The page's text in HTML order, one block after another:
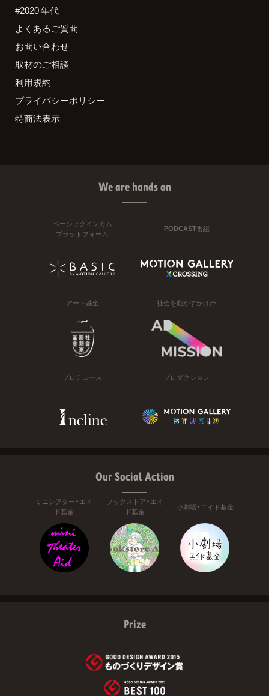
#2020 年代
よくあるご質問
お問い合わせ
取材のご相談
利用規約
プライバシーポリシー
特商法表示
We are hands on
ベーシックインカム
プラットフォーム
PODCAST番組
アート基金 社会を動かすかけ声
プロデュース プロダクション
Our Social Action
ミニシアター・エイ
ド基金
ブックストア・エイ
ド基金
小劇場・エイド基金
Prize